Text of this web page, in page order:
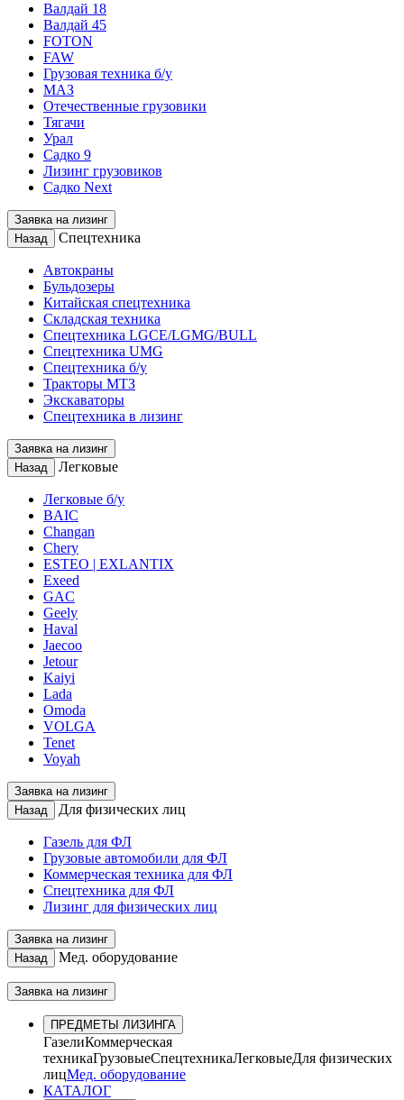
Валдай 18
Валдай 45
FOTON
FAW
Грузовая техника б/у
МАЗ
Отечественные грузовики
Тягачи
Урал
Садко 9
Лизинг грузовиков
Садко Next
Заявка на лизинг
Назад
Спецтехника
Автокраны
Бульдозеры
Китайская спецтехника
Складская техника
Спецтехника LGCE/LGMG/BULL
Спецтехника UMG
Спецтехника б/у
Тракторы МТЗ
Экскаваторы
Спецтехника в лизинг
Заявка на лизинг
Назад
Легковые
Легковые б/у
BAIC
Changan
Chery
ESTEO | EXLANTIX
Exeed
GAC
Geely
Haval
Jaecoo
Jetour
Kaiyi
Lada
Omoda
VOLGA
Tenet
Voyah
Заявка на лизинг
Назад
Для физических лиц
Газель для ФЛ
Грузовые автомобили для ФЛ
Коммерческая техника для ФЛ
Спецтехника для ФЛ
Лизинг для физических лиц
Заявка на лизинг
Назад
Мед. оборудование
Заявка на лизинг
ПРЕДМЕТЫ ЛИЗИНГА
ГазелиКоммерческая
техникаГрузовыеСпецтехникаЛегковыеДля физических
лицМед. оборудование
КАТАЛОГ